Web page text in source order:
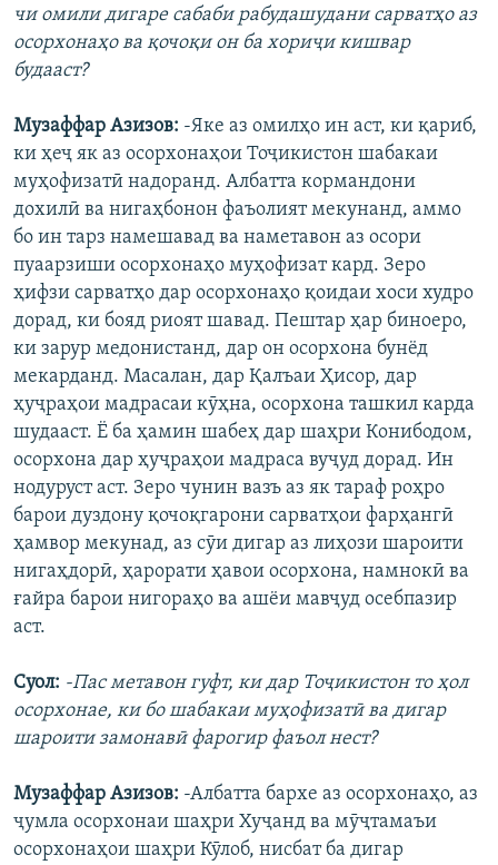
чи омили дигаре сабаби рабудашудани сарватҳо аз
осорхонаҳо ва қочоқи он ба хориҷи кишвар
будааст?
Музаффар Азизов: -Яке аз омилҳо ин аст, ки қариб,
ки ҳеҷ як аз осорхонаҳои Тоҷикистон шабакаи
муҳофизатӣ надоранд. Албатта кормандони
дохилӣ ва нигаҳбонон фаъолият мекунанд, аммо
бо ин тарз намешавад ва наметавон аз осори
пуаарзиши осорхонаҳо муҳофизат кард. Зеро
ҳифзи сарватҳо дар осорхонаҳо қоидаи хоси худро
дорад, ки бояд риоят шавад. Пештар ҳар биноеро,
ки зарур медонистанд, дар он осорхона бунёд
мекарданд. Масалан, дар Қалъаи Ҳисор, дар
ҳуҷраҳои мадрасаи кӯҳна, осорхона ташкил карда
шудааст. Ё ба ҳамин шабеҳ дар шаҳри Конибодом,
осорхона дар ҳуҷраҳои мадраса вуҷуд дорад. Ин
нодуруст аст. Зеро чунин вазъ аз як тараф роҳро
барои дуздону қочоқгарони сарватҳои фарҳангӣ
ҳамвор мекунад, аз сӯи дигар аз лиҳози шароити
нигаҳдорӣ, ҳарорати ҳавои осорхона, намнокӣ ва
ғайра барои нигораҳо ва ашёи мавҷуд осебпазир
аст.
Суол: -Пас метавон гуфт, ки дар Тоҷикистон то ҳол
осорхонае, ки бо шабакаи муҳофизатӣ ва дигар
шароити замонавӣ фарогир фаъол нест?
Музаффар Азизов: -Албатта бархе аз осорхонаҳо, аз
ҷумла осорхонаи шаҳри Хуҷанд ва мӯҷтамаъи
осорхонаҳои шаҳри Кӯлоб, нисбат ба дигар